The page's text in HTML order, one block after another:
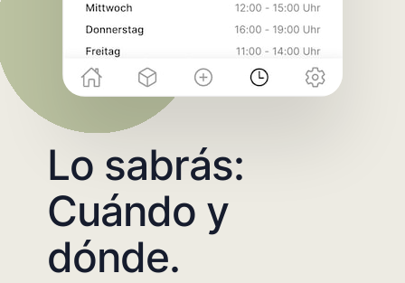
Lo sabrás:
Cuándo y
dónde.